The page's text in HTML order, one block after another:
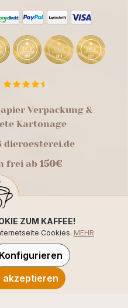
Verpackung &
Kartonage
dieroesterei.de
frei ab 150€
ZUM KAFFEE!
Cookies. MEHR
Konfigurieren
akzeptieren